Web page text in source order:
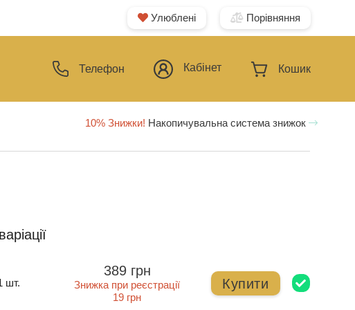
Улюблені Порівняння
Телефон Кабінет Кошик
10% Знижки! Накопичувальна система знижок
шт.
389 грн
Знижка при реєстрації
19 грн
Купити